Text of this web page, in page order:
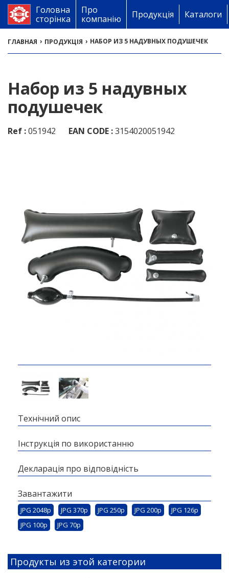
Головна
сторінка
Про
компанію
Продукція Каталоги
ГЛАВНАЯ › ПРОДУКЦІЯ › НАБОР ИЗ 5 НАДУВНЫХ ПОДУШЕЧЕК
Набор из 5 надувных
подушечек
Ref :051942 EAN CODE :3154020051942
Технічний опис
Інструкція по використанню
Декларація про відповідність
Завантажити
JPG 2048p JPG 370p JPG 250p JPG 200p
JPG 126p
JPG 100p
JPG 70p
Продукты из этой категории